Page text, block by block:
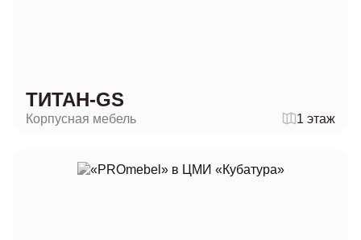
ТИТАН-GS
Корпусная мебель 1 этаж